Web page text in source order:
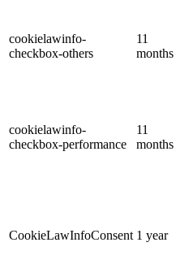
cookielawinfo-
checkbox-others
11
months
cookielawinfo-
checkbox-performance
11
months
CookieLawInfoConsent 1 year